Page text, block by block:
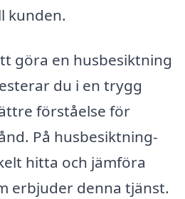
kunden.
göra en husbesiktning
du i en trygg
förståelse för
På husbesiktning-
hitta och jämföra
erbjuder denna tjänst.